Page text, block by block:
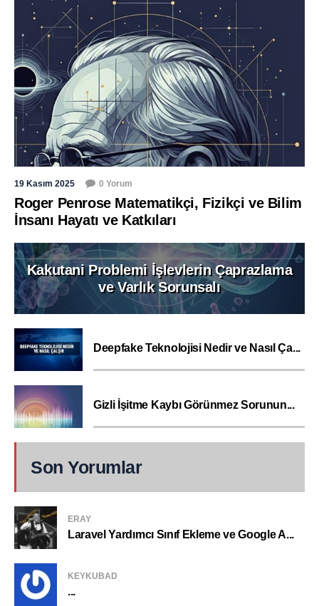
19 Kasım 2025 0 Yorum
Roger Penrose Matematikçi, Fizikçi ve Bilim
İnsanı Hayatı ve Katkıları
Kakutani Problemi İşlevlerin Çaprazlama
ve Varlık Sorunsalı
Deepfake Teknolojisi Nedir ve Nasıl Ça...
Gizli İşitme Kaybı Görünmez Sorunun...
Son Yorumlar
ERAY
Laravel Yardımcı Sınıf Ekleme ve Google A...
KEYKUBAD
...